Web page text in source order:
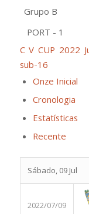
Grupo B
PORT - 1
C V CUP 2022
sub-16
Onze Inicial
Cronologia
Estatísticas
Recente
Sábado, 09 Jul
2022/07/09